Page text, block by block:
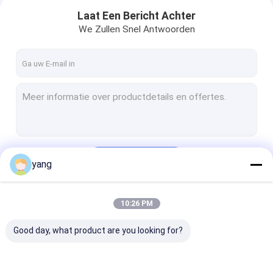
Producten
Laat Een Bericht Achter
We Zullen Snel Antwoorden
yang
10:26 PM
Good day, what product are you looking for?